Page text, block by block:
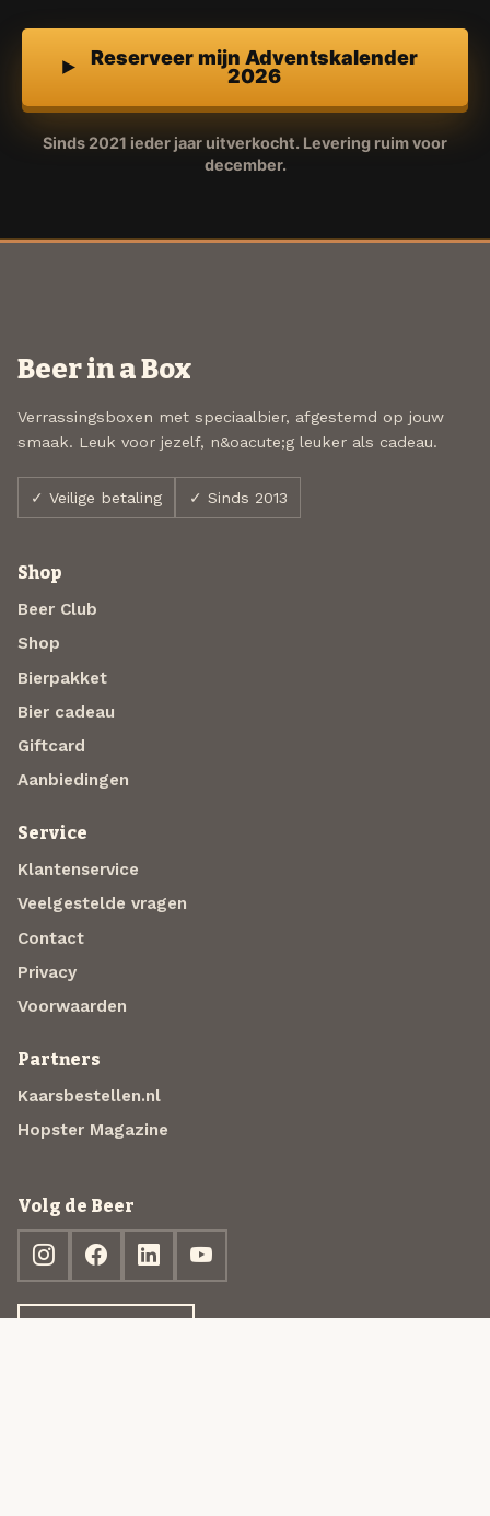
Reserveer mijn Adventskalender
2026
Sinds 2021 ieder jaar uitverkocht. Levering ruim voor
december.
Beer in a Box
Verrassingsboxen met speciaalbier, afgestemd op jouw
smaak. Leuk voor jezelf, n&oacute;g leuker als cadeau.
✓ Veilige betaling ✓ Sinds 2013
Shop
Beer Club
Shop
Bierpakket
Bier cadeau
Giftcard
Aanbiedingen
Service
Klantenservice
Veelgestelde vragen
Contact
Privacy
Voorwaarden
Partners
Kaarsbestellen.nl
Hopster Magazine
Volg de Beer